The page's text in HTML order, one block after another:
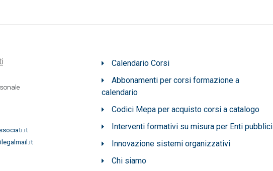
Calendario Corsi
Abbonamenti per corsi formazione a
calendario
Codici Mepa per acquisto corsi a catalogo
Interventi formativi su misura per Enti pubblici
Innovazione sistemi organizzativi
Chi siamo